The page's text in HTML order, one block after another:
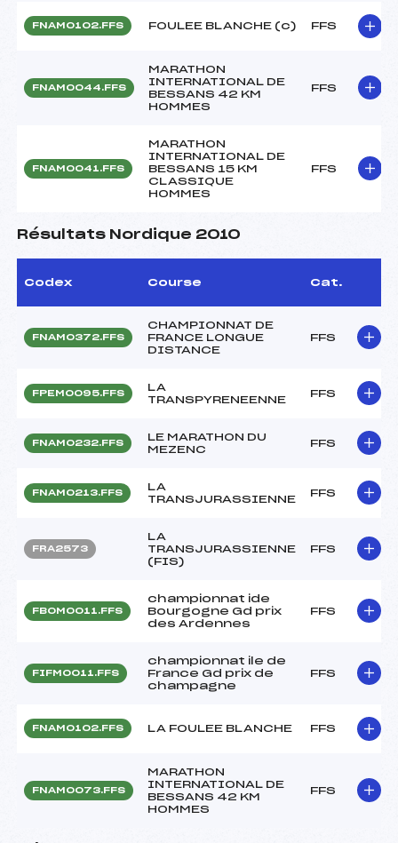
FNAM0102.FFS FOULEE BLANCHE (c) FFS
FNAM0044.FFS
MARATHON
INTERNATIONAL DE
BESSANS 42 KM
HOMMES
FFS
FNAM0041.FFS
MARATHON
INTERNATIONAL DE
BESSANS 15 KM
CLASSIQUE
HOMMES
FFS
Résultats Nordique 2010
Codex Course Cat.
FNAM0372.FFS
CHAMPIONNAT DE
FRANCE LONGUE
DISTANCE
FFS
FPEM0095.FFS
LA
TRANSPYRENEENNE
FFS
FNAM0232.FFS
LE MARATHON DU
MEZENC
FFS
FNAM0213.FFS
LA
TRANSJURASSIENNE
FFS
FRA2573
LA
TRANSJURASSIENNE
(FIS)
FFS
FBOM0011.FFS
championnat ide
Bourgogne Gd prix
des Ardennes
FFS
FIFM0011.FFS
championnat ile de
France Gd prix de
champagne
FFS
FNAM0102.FFS LA FOULEE BLANCHE FFS
FNAM0073.FFS
MARATHON
INTERNATIONAL DE
BESSANS 42 KM
HOMMES
FFS